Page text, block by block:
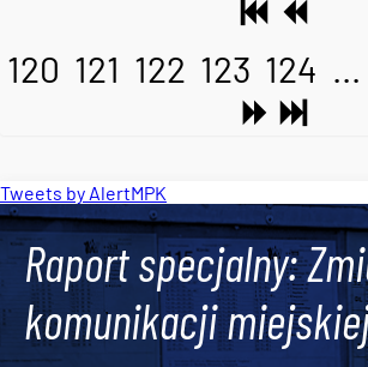
120 121 122 123 124 ...
Tweets by AlertMPK
Raport specjalny:
komunikacji